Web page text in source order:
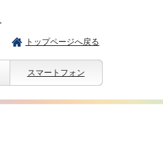
トップページへ戻る
スマートフォン